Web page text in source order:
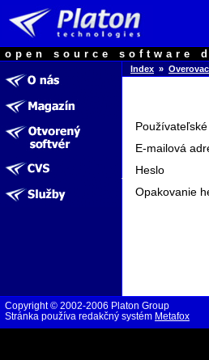
open source software
Index »
E-mailová
Heslo
Opakovanie
Copyright © 2002-2006 Platon Group
Stránka používa redakčný systém Metafox